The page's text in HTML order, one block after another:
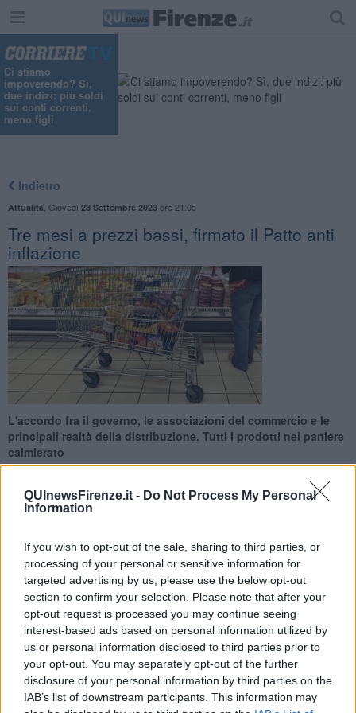
QUInewsFirenze.it - Do Not Process My Personal
Information
If you wish to opt-out of the sale, sharing to third parties, or
processing of your personal or sensitive information for
targeted advertising by us, please use the below opt-out
section to confirm your selection. Please note that after your
opt-out request is processed you may continue seeing
interest-based ads based on personal information utilized by
us or personal information disclosed to third parties prior to
your opt-out. You may separately opt-out of the further
disclosure of your personal information by third parties on the
IAB’s list of downstream participants. This information may
Ci stiamo
impoverendo? Sì,
due indizi: più soldi
sui conti correnti,
meno figli
Indietro
Attualità Giovedì 28 Settembre 2023ore 21:05
Tre mesi a prezzi bassi, firmato il Patto anti
inflazione
L'accordo fra il governo, le associazioni del commercio e le
principali realtà della distribuzione. Tutti i prodotti nel paniere
calmierato
Un paniere carico di pasta e riso, carne, sale e zucchero, latte e
uova, passata di pomodoro, farina, cereali ma anche saponi e
pannolini per bambini oltre a farmaci di largo consumo: sono i
prodotti inseriti nel paniere oggetto del patto anti inflazione.
Da domenica 1 Ottobre per tre mesi, dunque periodo natalizio
incluso, questi prodotti saranno in vendita a prezzo ribassato del
10% o comunque calmierato. Saranno riconoscibili da un bollino
tricolore.